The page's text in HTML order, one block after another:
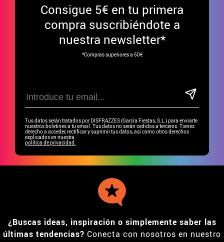
Consigue 5€ en tu primera
compra suscribiéndote a
nuestra newsletter*
*Compras superiores a 50€
Tus datos serán tratados por DISFRAZZES (García Fiestas, S.L.) para enviarte
nuestros boletines a tu email. Tus datos no serán cedidos a terceros. Tienes
derecho a acceder, rectificar y suprimir tus datos, así como otros derechos
explicados en nuestra
política de privacidad.
¿Buscas ideas, inspiración o simplemente saber las
últimas tendencias? Conecta con nosotros en nuestro